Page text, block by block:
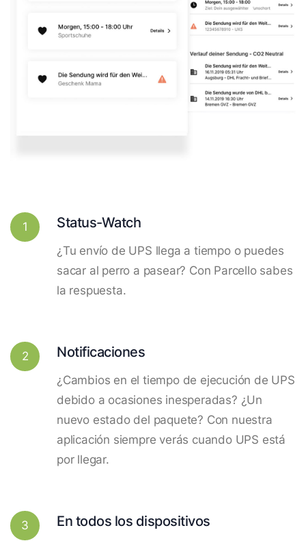
1 Status-Watch
¿Tu envío de UPS llega a tiempo o puedes
sacar al perro a pasear? Con Parcello sabes
la respuesta.
2 Notificaciones
¿Cambios en el tiempo de ejecución de UPS
debido a ocasiones inesperadas? ¿Un
nuevo estado del paquete? Con nuestra
aplicación siempre verás cuando UPS está
por llegar.
3 En todos los dispositivos